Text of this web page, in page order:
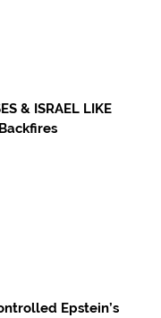
& ISRAEL LIKE
Epstein’s